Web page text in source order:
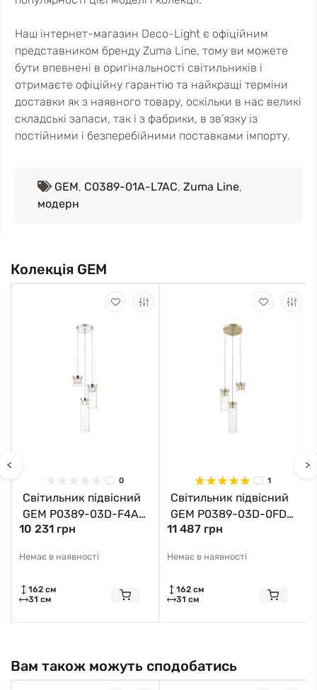
Наш інтернет-магазин Deco-Light є офіційним
представником бренду Zuma Line, тому ви можете
бути впевнені в оригінальності світильників і
отримаєте офіційну гарантію та найкращі терміни
доставки як з наявного товару, оскільки в нас великі
складські запаси, так і з фабрики, в зв’язку із
постійними і безперебійними поставками імпорту.
GEM, C0389-01A-L7AC, Zuma Line,
модерн
Колекція GEM
<
0
Світильник підвісний
GEM P0389-03D-F4AC
Zuma Line хром
10 231 грн
Немає в наявності
162 см
31 см
1
Світильник підвісний
GEM P0389-03D-0FD2
Zuma Line бронза
11 487 грн
Немає в наявності
162 см
31 см
>
Вам також можуть сподобатись